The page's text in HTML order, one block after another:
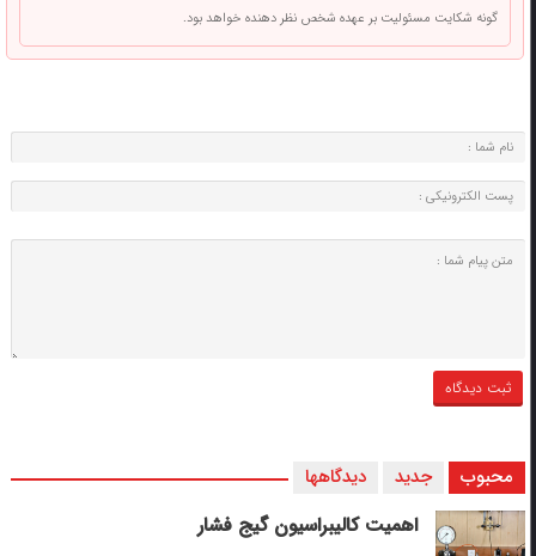
گونه شکایت مسئولیت بر عهده شخص نظر دهنده خواهد بود.
محبوب جدید دیدگاهها
اهمیت کالیبراسیون گیج فشار